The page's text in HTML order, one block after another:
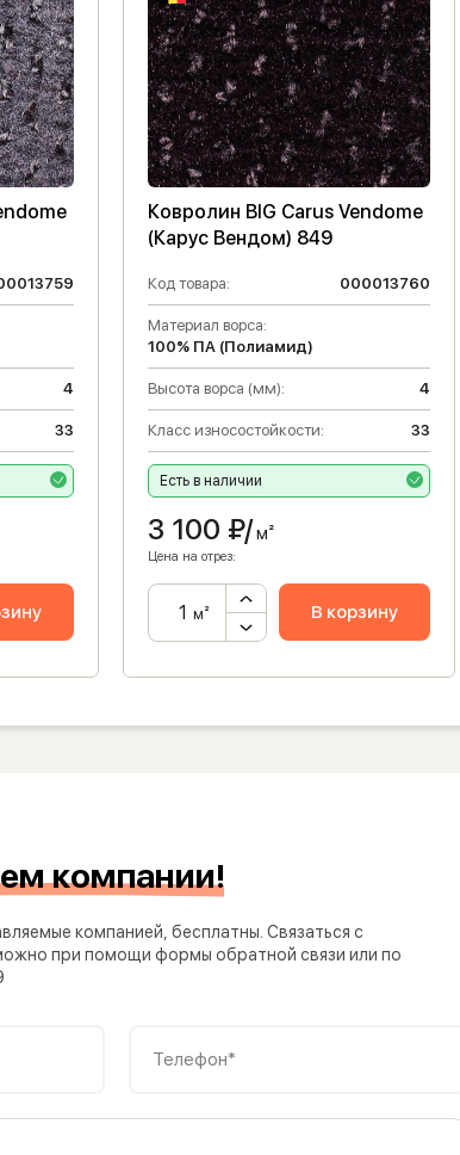
4
33
Ковролин BIG Carus Vendome
(Карус Вендом) 849
Код товара: 000013760
Материал ворса:
100% ПА (Полиамид)
Высота ворса (мм): 4
Класс износостойкости: 33
Есть в наличии
3 100 ₽/м²
Цена на отрез:
м² В корзину
компании!
компанией, бесплатны. Связаться с
при помощи формы обратной связи или по
Телефон*